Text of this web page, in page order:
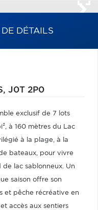
DÉTAILS
J0T 2P0
exclusif de 7 lots
à 160 mètres du Lac
à la plage, à la
bateaux, pour vivre
lac sablonneux. Un
saison offre son
et pêche récréative en
accès aux sentiers